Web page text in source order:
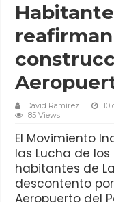
David Ramírez 10
85 Views
El Movimiento
las Lucha de los
habitantes de
descontento